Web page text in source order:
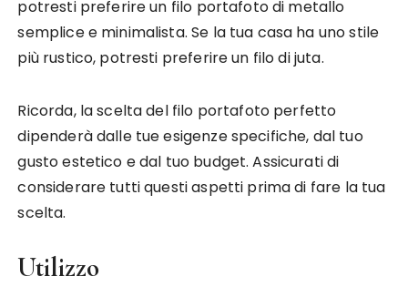
potresti preferire un filo portafoto di metallo
semplice e minimalista. Se la tua casa ha uno stile
più rustico, potresti preferire un filo di juta.
Ricorda, la scelta del filo portafoto perfetto
dipenderà dalle tue esigenze specifiche, dal tuo
gusto estetico e dal tuo budget. Assicurati di
considerare tutti questi aspetti prima di fare la tua
scelta.
Utilizzo